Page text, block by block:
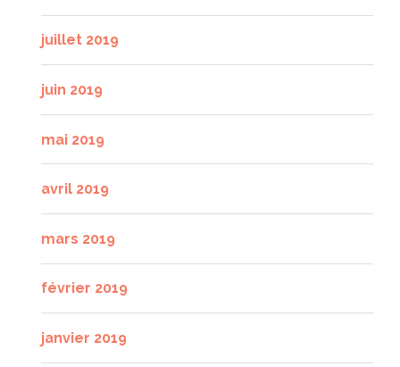
juillet 2019
juin 2019
mai 2019
avril 2019
mars 2019
février 2019
janvier 2019